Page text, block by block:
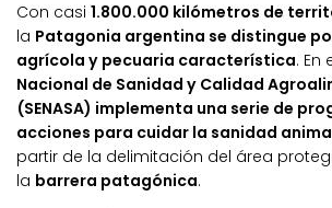
Con casi 1.800.000 kilómetros de
la Patagonia argentina se distingue
agrícola y pecuaria característica. En
Nacional de Sanidad y Calidad
(SENASA) implementa una serie de
acciones para cuidar la sanidad
partir de la delimitación del área
la barrera patagónica.